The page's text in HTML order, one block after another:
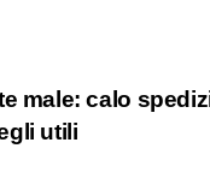
male: calo
utili